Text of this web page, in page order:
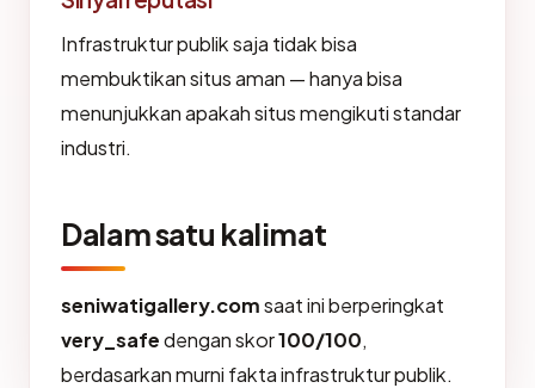
Infrastruktur publik saja tidak bisa
membuktikan situs aman — hanya bisa
menunjukkan apakah situs mengikuti standar
industri.
Dalam satu kalimat
seniwatigallery.comsaat ini berperingkat
very_safedengan skor100/100,
berdasarkan murni fakta infrastruktur publik.